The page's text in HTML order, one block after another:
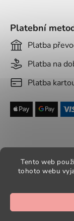
Tento web
tohoto webu
Platební
Platba
Platba na
Platba